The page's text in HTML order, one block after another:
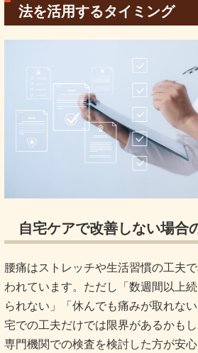
法を活用するタイミング
自宅ケアで改善しない場合
腰痛はストレッチや生活習慣の工夫
われています。ただし「数週間以上
られない」「休んでも痛みが取れな
宅での工夫だけでは限界があるかもし
専門機関での検査を検討した方が安心